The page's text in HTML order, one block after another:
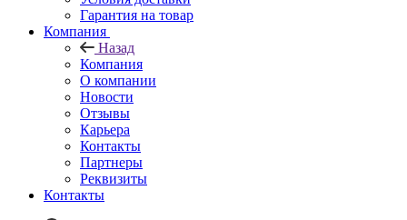
Гарантия на товар
Компания
Назад
Компания
О компании
Новости
Отзывы
Карьера
Контакты
Партнеры
Реквизиты
Контакты